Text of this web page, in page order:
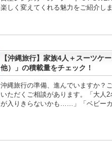
楽しく変えてくれる魅力をご紹介し
【沖縄旅行】家族4人＋スーツケ
他）」の積載量をチェック！
沖縄旅行の準備、進んでいますか？
いただくご相談があります。「大人
が入りきらないかも……」「ベビー